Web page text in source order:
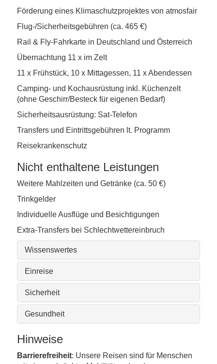
Förderung eines Klimaschutzprojektes von atmosfair
Flug-/Sicherheitsgebühren (ca. 465 €)
Rail & Fly-Fahrkarte in Deutschland und Österreich
Übernachtung 11 x im Zelt
11 x Frühstück, 10 x Mittagessen, 11 x Abendessen
Camping- und Kochausrüstung inkl. Küchenzelt
(ohne Geschirr/Besteck für eigenen Bedarf)
Sicherheitsausrüstung: Sat-Telefon
Transfers und Eintrittsgebühren lt. Programm
Reisekrankenschutz
Nicht enthaltene Leistungen
Weitere Mahlzeiten und Getränke (ca. 50 €)
Trinkgelder
Individuelle Ausflüge und Besichtigungen
Extra-Transfers bei Schlechtwettereinbruch
Wissenswertes
Einreise
Sicherheit
Gesundheit
Hinweise
Barrierefreiheit: Unsere Reisen sind für Menschen